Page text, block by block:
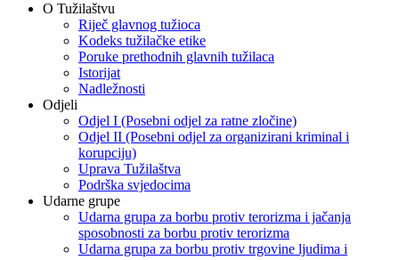
O Tužilaštvu
Riječ glavnog tužioca
Kodeks tužilačke etike
Poruke prethodnih glavnih tužilaca
Istorijat
Nadležnosti
Odjeli
Odjel I (Posebni odjel za ratne zločine)
Odjel II (Posebni odjel za organizirani kriminal i
korupciju)
Uprava Tužilaštva
Podrška svjedocima
Udarne grupe
Udarna grupa za borbu protiv terorizma i jačanja
sposobnosti za borbu protiv terorizma
Udarna grupa za borbu protiv trgovine ljudima i